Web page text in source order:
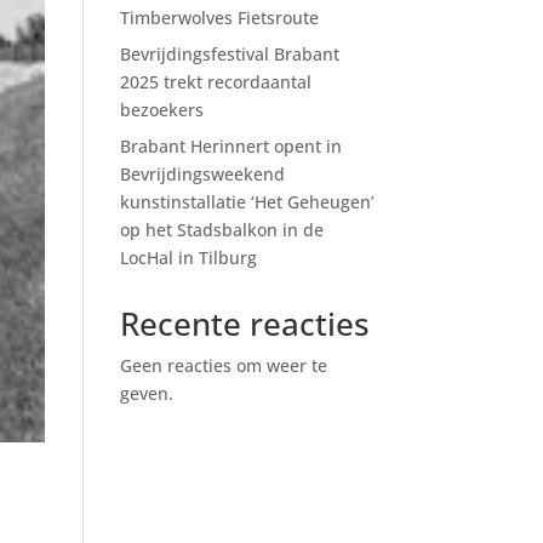
Timberwolves Fietsroute
Bevrijdingsfestival Brabant
2025 trekt recordaantal
bezoekers
Brabant Herinnert opent in
Bevrijdingsweekend
kunstinstallatie ‘Het Geheugen’
op het Stadsbalkon in de
LocHal in Tilburg
Recente reacties
Geen reacties om weer te
geven.